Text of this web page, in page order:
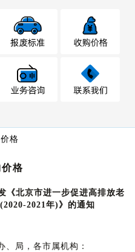
格
格
《北京市进一步促进高排放老
2021年)》的通知
、局，各市属机构：